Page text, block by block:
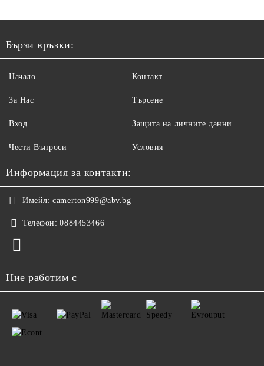
Бързи връзки:
Начало
За Нас
Вход
Чести Въпроси
Контакт
Търсене
Защита на личните данни
Условия
Информация за контакти:
Имейл: camerton999@abv.bg
Телефон: 0884453466
Ние работим с